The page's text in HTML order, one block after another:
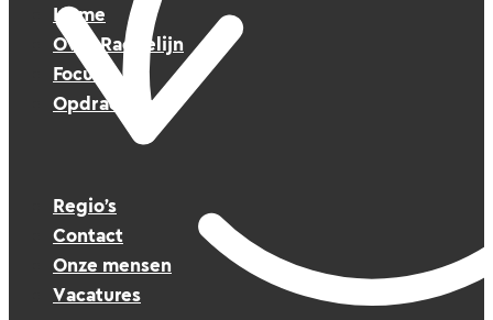
Home
Over Raedelijn
Focus
Opdrachten
Regio’s
Contact
Onze mensen
Vacatures